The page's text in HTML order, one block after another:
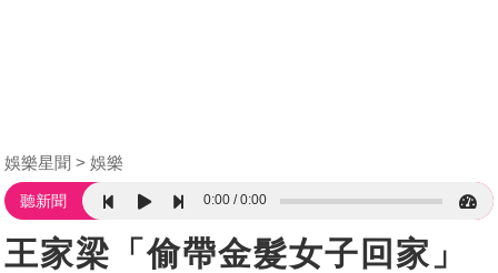
娛樂星聞 娛樂
聽新聞 0:00 0:00
王家梁「偷帶金髮女子回家」